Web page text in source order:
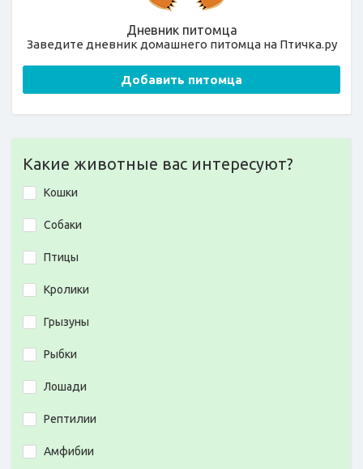
Дневник питомца
Заведите дневник домашнего питомца на Птичка.ру
Добавить питомца
Какие животные вас интересуют?
Кошки
Собаки
Птицы
Кролики
Грызуны
Рыбки
Лошади
Рептилии
Амфибии